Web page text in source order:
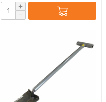
+
−